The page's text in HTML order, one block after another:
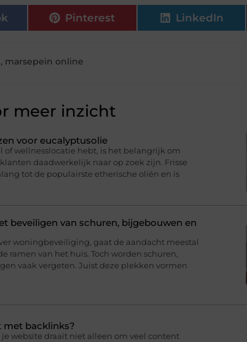
Pinterest LinkedIn
, marsepein online
meer inzicht
voor eucalyptusolie
of wellnesslocatie hebt, is het belangrijk om
daadwerkelijk naar op zoek zijn. Frisse
tot de populairste etherische oliën en is
beveiligen van schuren, bijgebouwen en
woningbeveiliging, gaat de aandacht meestal
ramen van het huis. Toch worden schuren,
vaak vergeten. Juist deze plekken vormen
met backlinks?
website draait niet alleen om veel content